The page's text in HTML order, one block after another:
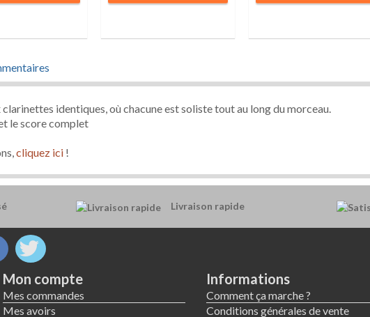
identiques, où chacune est soliste tout au long du morceau.
le score complet
cliquez ici !
Livraison rapide
Mon compte
Mes commandes
Mes avoirs
Informations
Comment ça marche ?
Conditions générales de vente